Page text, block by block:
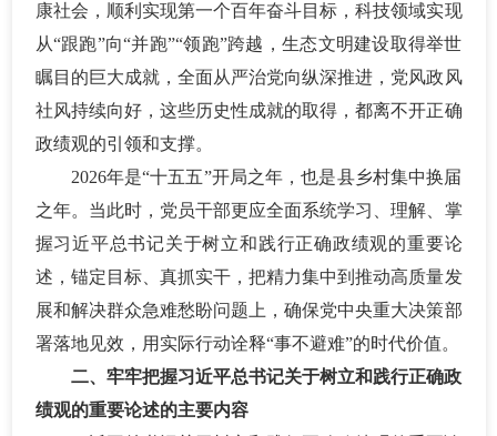
康社会，顺利实现第一个百年奋斗目标，科技领域实现
从“跟跑”向“并跑”“领跑”跨越，生态文明建设取得举世
瞩目的巨大成就，全面从严治党向纵深推进，党风政风
社风持续向好，这些历史性成就的取得，都离不开正确
政绩观的引领和支撑。
2026年是“十五五”开局之年，也是县乡村集中换届
之年。当此时，党员干部更应全面系统学习、理解、掌
握习近平总书记关于树立和践行正确政绩观的重要论
述，锚定目标、真抓实干，把精力集中到推动高质量发
展和解决群众急难愁盼问题上，确保党中央重大决策部
署落地见效，用实际行动诠释“事不避难”的时代价值。
二、牢牢把握习近平总书记关于树立和践行正确政
绩观的重要论述的主要内容